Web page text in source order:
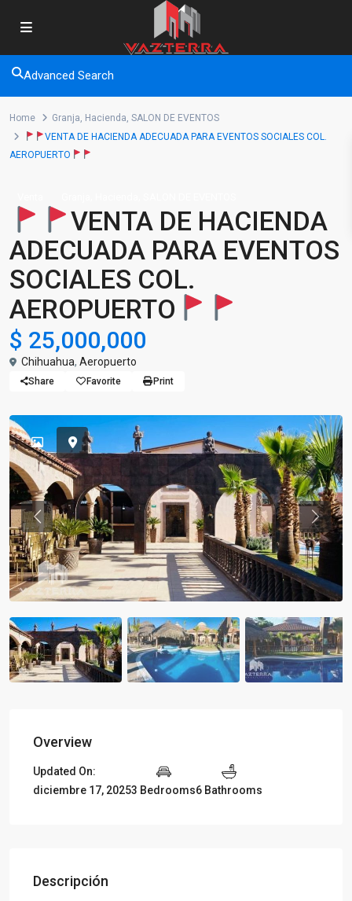
Advanced Search
Home Granja, Hacienda, SALON DE EVENTOS
VENTA DE HACIENDA ADECUADA PARA EVENTOS SOCIALES COL.
AEROPUERTO
VENTA DE HACIENDA
ADECUADA PARA EVENTOS
SOCIALES COL.
AEROPUERTO
$ 25,000,000
Chihuahua, Aeropuerto
Share Favorite Print
Previous
Overview
Updated On:
diciembre 17, 20253 Bedrooms6 Bathrooms
Descripción